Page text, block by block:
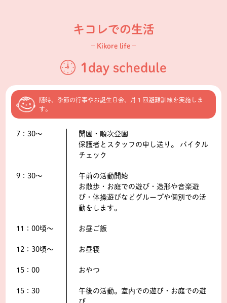
キコレでの生活
– Kikore life –
1day schedule
随時、季節の行事やお誕生日会、月１回避難訓練を実施しま
す。
7：30〜
開園・順次登園
保護者とスタッフの申し送り。 バイタル
チェック
9：30〜
午前の活動開始
お散歩・お庭での遊び・造形や音楽遊
び・体操遊びなどグループや個別での活
動をします。
11：00頃〜 お昼ご飯
12：30頃〜 お昼寝
15：00 おやつ
15：30
午後の活動。室内での遊び・お庭での遊